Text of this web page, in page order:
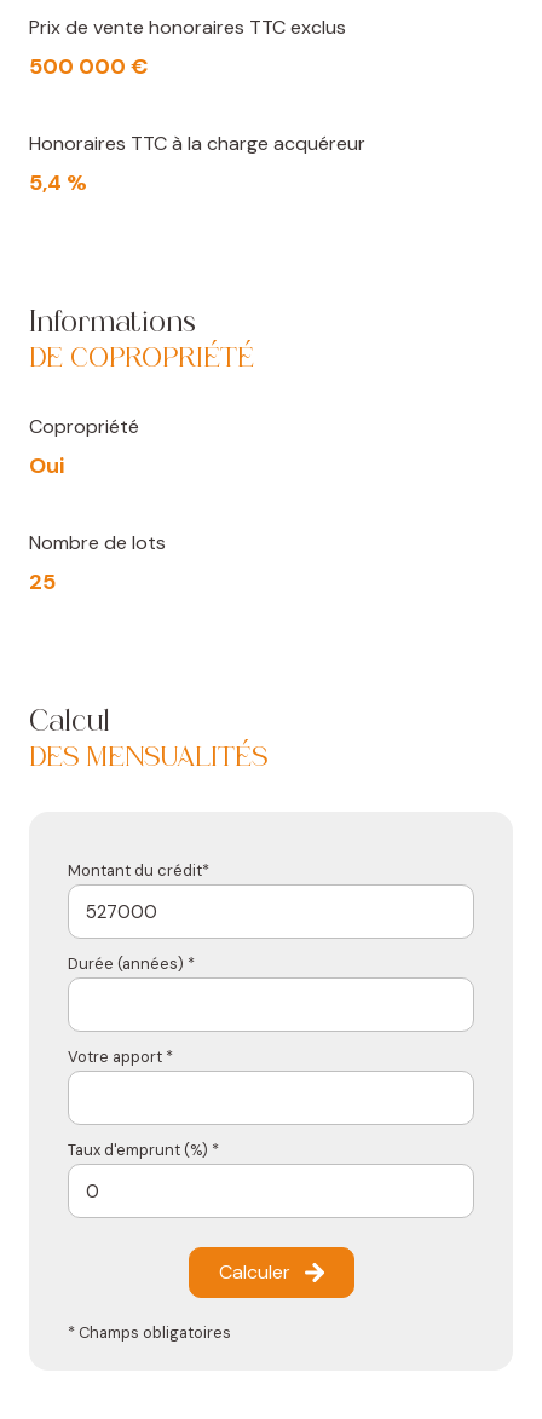
Prix de vente honoraires TTC exclus
500 000 €
Honoraires TTC à la charge acquéreur
5,4 %
Informations
DE COPROPRIÉTÉ
Copropriété
Oui
Nombre de lots
25
Calcul
DES MENSUALITÉS
Montant du crédit*
Durée (années) *
Votre apport *
Taux d'emprunt (%) *
Calculer
* Champs obligatoires